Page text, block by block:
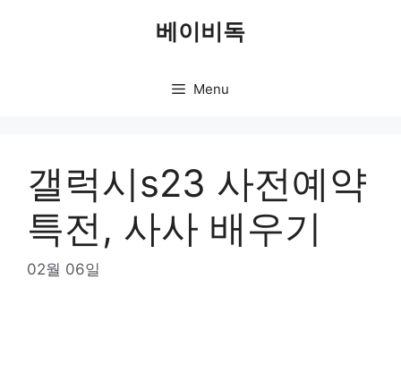
베이비독
Menu
갤럭시s23 사전예약
특전, 사사 배우기
02월 06일